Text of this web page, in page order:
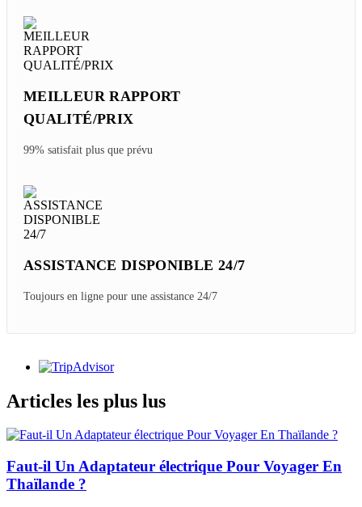
MEILLEUR RAPPORT
QUALITÉ/PRIX
99% satisfait plus que prévu
ASSISTANCE DISPONIBLE 24/7
Toujours en ligne pour une assistance 24/7
Articles les plus lus
Faut-il Un Adaptateur électrique Pour Voyager En
Thaïlande ?